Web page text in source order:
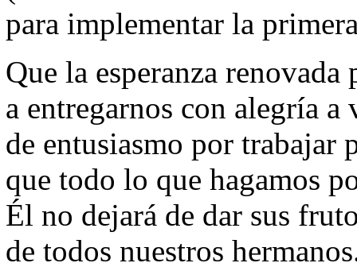
para implementar la
Que la esperanza
a entregarnos con alegría
de entusiasmo por trabajar
que todo lo que hagamos
Él no dejará de dar sus
de todos nuestros